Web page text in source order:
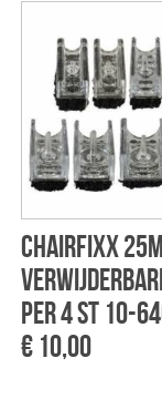
Chairfixx
per 4 st 10-
€ 10,00